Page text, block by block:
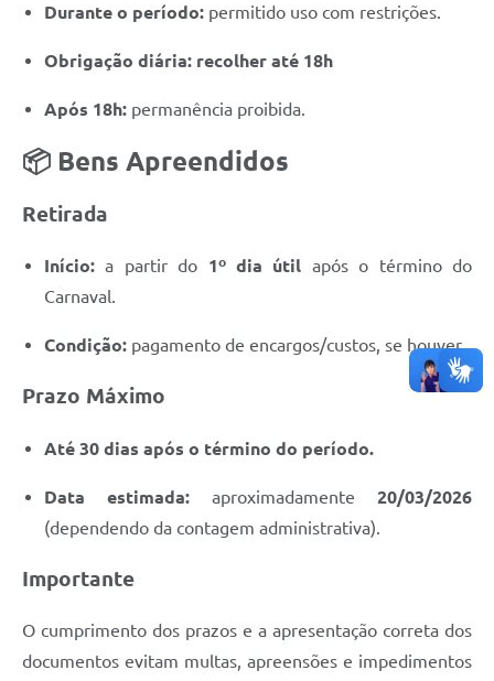
Durante o período: permitido uso com restrições.
Obrigação diária: recolher até 18h
Após 18h: permanência proibida.
📦 Bens Apreendidos
Retirada
Início: a partir do 1º dia útil após o término do
Carnaval.
Condição: pagamento de encargos/custos, se houver.
Prazo Máximo
Até 30 dias após o término do período.
Data estimada: aproximadamente 20/03/2026
(dependendo da contagem administrativa).
Importante
O cumprimento dos prazos e a apresentação correta dos
documentos evitam multas, apreensões e impedimentos